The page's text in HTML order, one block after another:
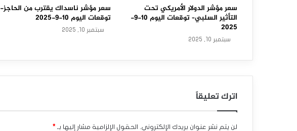
ز
ي
ه
ا
ج
م
ا
سعر مؤشر الدولار الأمريكي تحت
التأثير السلبي– توقعات اليوم 10-9-
2025
سبتمبر 10, 2025
سعر مؤشر ناسداك يقترب من الحاجز-
توقعات اليوم 10-9-2025
سبتمبر 10, 2025
اترك تعليقاً
لن يتم نشر عنوان بريدك الإلكتروني. الحقول الإلزامية مشار إليها بـ *